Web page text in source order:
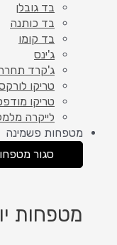
בד גובלן
בד כותנה
בד קומו
ג'ינס
ג'קרד
טריקו
טריקו
לייקרה
מטפחות פשמינה
סגור
מטפחות